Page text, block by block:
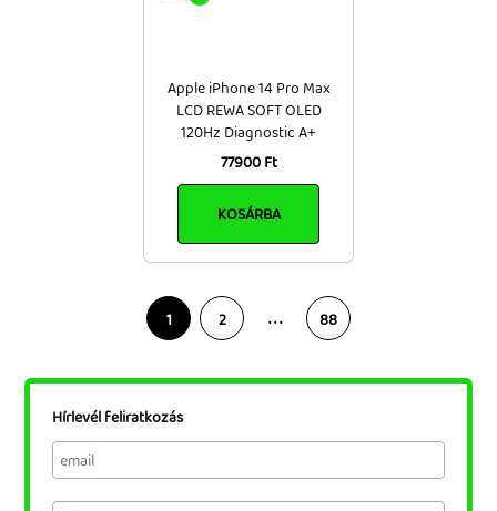
Apple iPhone 14 Pro Max
LCD REWA SOFT OLED
120Hz Diagnostic A+
77900 Ft
KOSÁRBA
1 2 . . . 88
Hírlevél feliratkozás